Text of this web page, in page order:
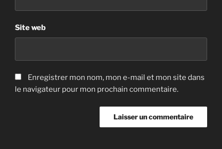
Site web
Enregistrer mon nom, mon e-mail et mon site dans
le navigateur pour mon prochain commentaire.